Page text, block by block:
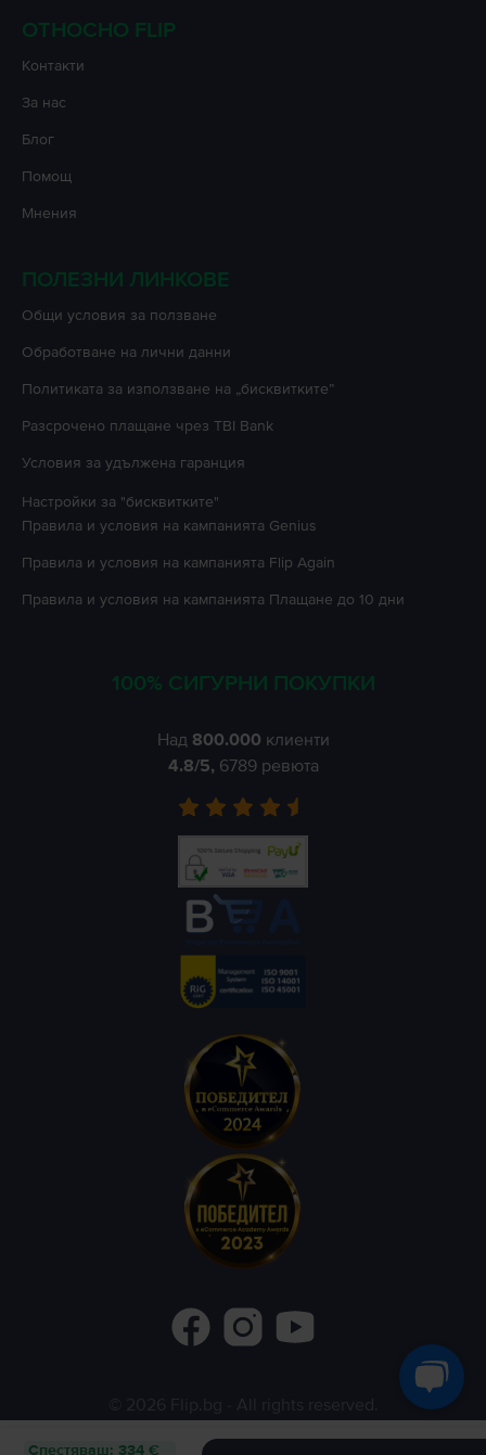
Спестяваш: 334 €
ОТНОСНО FLIP
Контакти
За нас
Блог
Помощ
Мнения
ПОЛЕЗНИ ЛИНКОВЕ
Oбщи условия за ползване
Oбработване на лични данни
Политиката за използване на „бисквитките”
Разсрочено плащане чрез TBI Bank
Условия за удължена гаранция
Настройки за "бисквитките"
Правила и условия на кампанията Genius
Правила и условия на кампанията Flip Again
Правила и условия на кампанията Плащане до 10 дни
100% СИГУРНИ ПОКУПКИ
Над 800.000 клиенти
4.8/5, 6789 ревюта